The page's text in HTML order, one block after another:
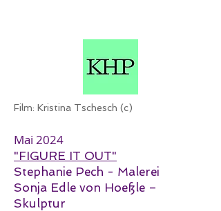
Film: Kristina Tschesch (c)
Mai 2024
"FIGURE IT OUT"
Stephanie Pech - Malerei
Sonja Edle von Hoeßle –
Skulptur